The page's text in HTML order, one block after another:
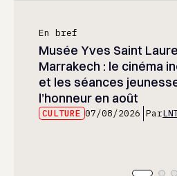
En bref
Musée Yves Saint
Marrakech : le cinéma
et les séances
l’honneur en août
CULTURE 07/08/2026 Par